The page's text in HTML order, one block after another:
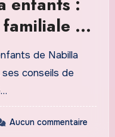
de
en 2026
de Nabilla
conseils de
Aucun commentaire